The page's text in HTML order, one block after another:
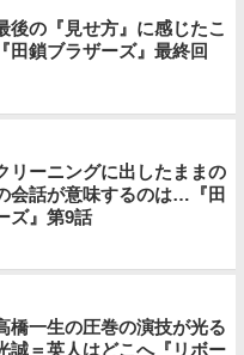
後の『見せ方』に感じたこ
鎖ブラザーズ』最終回
リーニングに出したままの
話が意味するのは…『田
ズ』第9話
橋一生の圧巻の演技が光る
＝英人はどこへ『リボー